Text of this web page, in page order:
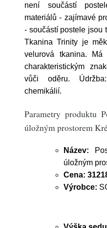
není součástí
materiálů - zajímavé
- součástí postele jsou
Tkanina Trinity je
velurová tkanina. Má
charakteristickým
vůči oděru.
chemikálií.
Parametry produktu
úložným prostorem
Název:
úložným
Cena:
Výrobce: